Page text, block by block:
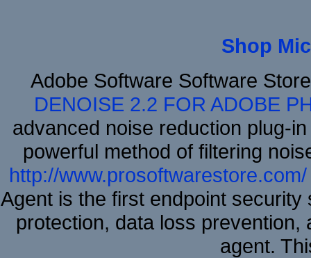
Shop
Adobe Software Software
DENOISE 2.2 FOR ADOBE
advanced noise reduction plug-
powerful method of filtering
http://www.prosoftwarestore.com/
Agent is the first endpoint
protection, data loss
agent.